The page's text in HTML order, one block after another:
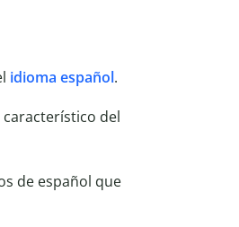
idioma español.
característico del
de español que